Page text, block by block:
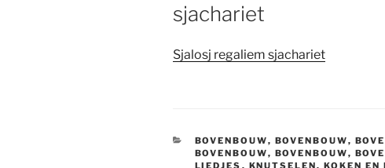
sjachariet
Sjalosj regaliem sjachariet
CATEGORIEËN
BOVENBOUW, BOVENBOUW,
BOVENBOUW, BOVENBOUW,
LIEDJES , KNUTSELEN, KOKEN EN